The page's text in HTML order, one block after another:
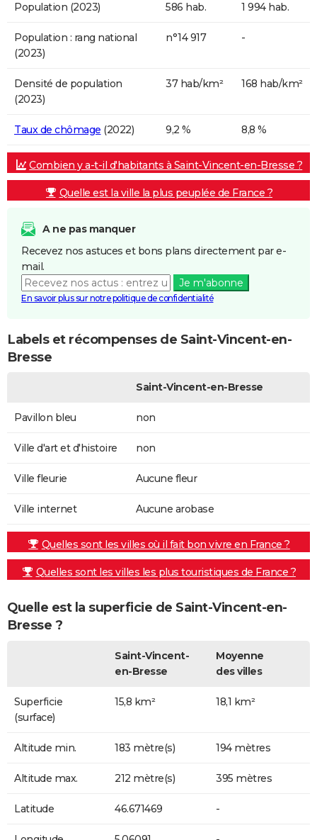
Population (2023) 586 hab. 1 994 hab.
Population : rang national
(2023)
n°14 917 -
Densité de population
(2023)
37 hab/km² 168 hab/km²
Taux de chômage (2022) 9,2 % 8,8 %
Combien y a-t-il d'habitants à Saint-Vincent-en-Bresse ?
Quelle est la ville la plus peuplée de France ?
A ne pas manquer
Recevez nos astuces et bons plans directement par e-
mail.
Je m'abonne
En savoir plus sur notre politique de confidentialité
Labels et récompenses de Saint-Vincent-en-
Bresse
Saint-Vincent-en-Bresse
Pavillon bleu non
Ville d'art et d'histoire non
Ville fleurie Aucune fleur
Ville internet Aucune arobase
Quelles sont les villes où il fait bon vivre en France ?
Quelles sont les villes les plus touristiques de France ?
Quelle est la superficie de Saint-Vincent-en-
Bresse ?
Saint-Vincent-
en-Bresse
Moyenne
des villes
Superficie
(surface)
15,8 km² 18,1 km²
Altitude min. 183 mètre(s) 194 mètres
Altitude max. 212 mètre(s) 395 mètres
Latitude 46.671469 -